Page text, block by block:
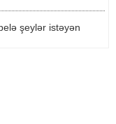
şeylər istəyən